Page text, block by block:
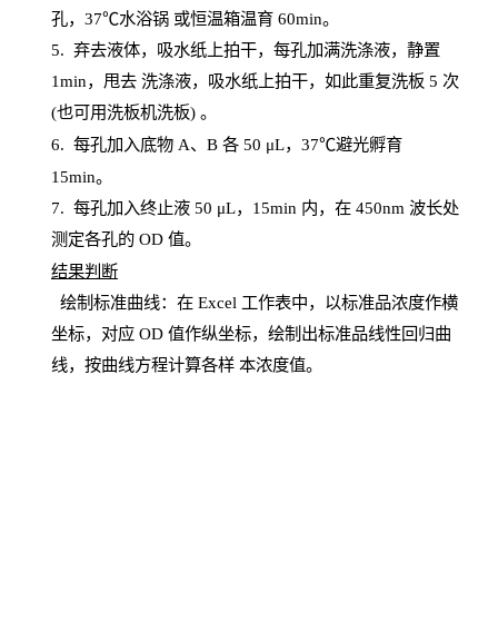
孔， 37℃水浴锅 或恒温箱温育60min。
5. 弃去液体，吸水纸上拍干，每孔加满洗涤液，静置
1min，甩去 洗涤液，吸水纸上拍干，如此重复洗板 5 次
(也可用洗板机洗板) 。
6. 每孔加入底物A、B 各 50 μL，37℃避光孵育
15min。
7. 每孔加入终止液 50 μL， 15min 内，在450nm 波长处
测定各孔的 OD 值。
结果判断
绘制标准曲线：在 Excel 工作表中，以标准品浓度作横
坐标，对应OD 值作纵坐标，绘制出标准品线性回归曲
线，按曲线方程计算各样 本浓度值。